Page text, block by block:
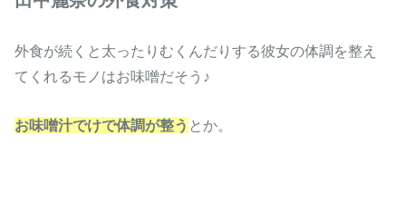
外食が続くと太ったりむくんだりする彼女の体調を整え
てくれるモノはお味噌だそう♪
お味噌汁でけで体調が整う とか。